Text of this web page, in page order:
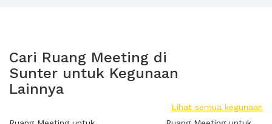
Cari Ruang Meeting di
Sunter untuk Kegunaan
Lainnya
Lihat semua kegunaan